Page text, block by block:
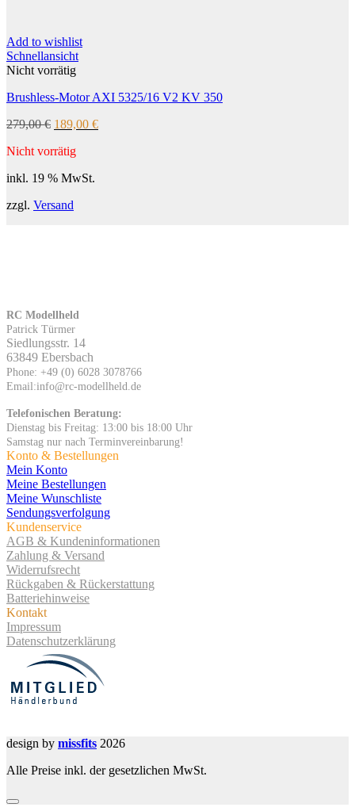
Add to wishlist
Schnellansicht
Nicht vorrätig
Brushless-Motor AXI 5325/16 V2 KV 350
279,00€ Ursprünglicher
war:
189,00 €Aktueller
Nicht vorrätig
inkl. 19 % MwSt.
zzgl. Versand
RC Modellheld
Patrick Türmer
Siedlungsstr. 14
63849 Ebersbach
Phone: +49 (0) 6028 3078766
Email:info@rc-modellheld.de
Telefonischen Beratung:
Dienstag bis Freitag: 13:00 bis 18:00 Uhr
Samstag nur nach Terminvereinbarung!
Konto & Bestellungen
Mein Konto
Meine Bestellungen
Meine Wunschliste
Sendungsverfolgung
Kundenservice
AGB & Kundeninformationen
Zahlung & Versand
Widerrufsrecht
Rückgaben & Rückerstattung
Batteriehinweise
Kontakt
Impressum
Datenschutzerklärung
design by missfits 2026
Alle Preise inkl. der gesetzlichen MwSt.